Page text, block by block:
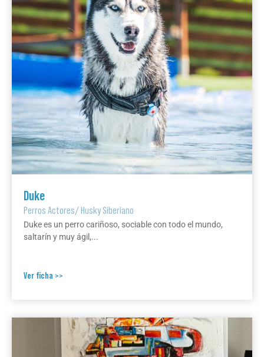
Duke
Perros Actores/Husky Siberiano
Duke es un perro cariñoso, sociable con todo el mundo,
saltarín y muy ágil,...
Ver ficha >>